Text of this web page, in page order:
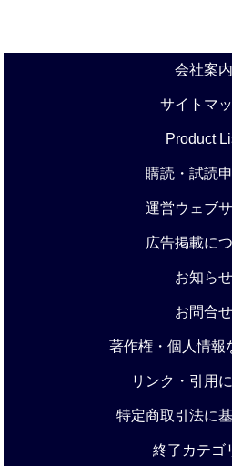
会社案内
サイトマ
Product
購読・試読
運営ウェブ
広告掲載に
お知らせ
お問合せ
著作権・個人情報
リンク・引用
特定商取引法に
終了カテゴ